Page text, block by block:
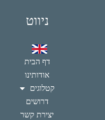
ניווט
דף הבית
אודותינו
קטלוגים
דרושים
יצירת קשר